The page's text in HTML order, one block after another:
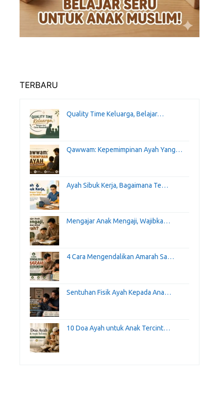
TERBARU
Quality Time Keluarga, Belajar…
Qawwam: Kepemimpinan Ayah Yang…
Ayah Sibuk Kerja, Bagaimana Te…
Mengajar Anak Mengaji, Wajibka…
4 Cara Mengendalikan Amarah Sa…
Sentuhan Fisik Ayah Kepada Ana…
10 Doa Ayah untuk Anak Tercint…